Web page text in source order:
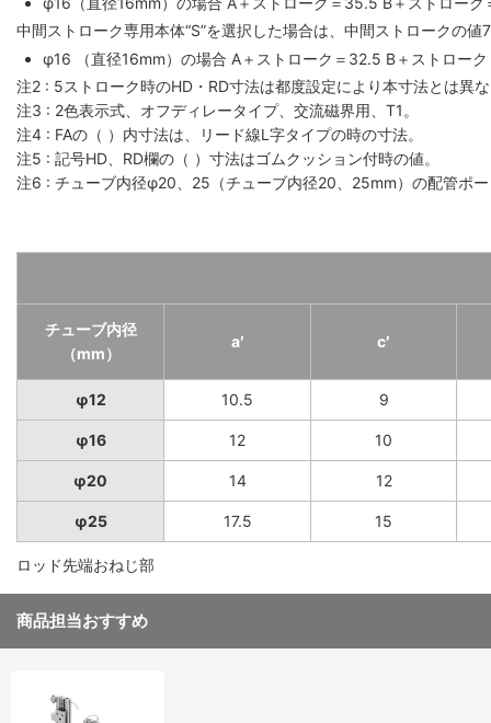
中間ストローク専用本体“S”を選択した場合は、中間ストロークの
φ16 （直径16mm）の場合 A＋ストローク＝32.5 B＋ストロー
注2 : 5ストローク時のHD・RD寸法は都度設定により本寸法とは異
注3 : 2色表示式、オフディレータイプ、交流磁界用、T1。
注4 : FAの（ ）内寸法は、リード線L字タイプの時の寸法。
注5 : 記号HD、RD欄の（ ）寸法はゴムクッション付時の値。
注6 : チューブ内径φ20、25（チューブ内径20、25mm）の配管ポ
チューブ内径
（mm）
a′ c′
φ12 10.5 9
φ16 12 10
φ20 14 12
φ25 17.5 15
ロッド先端おねじ部
商品担当おすすめ